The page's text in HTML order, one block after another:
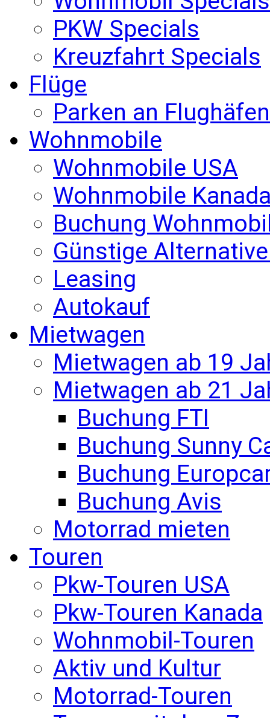
PKW Specials
Kreuzfahrt Specials
Flüge
Parken an Flughäfen
Wohnmobile
Wohnmobile USA
Wohnmobile
Buchung
Günstige
Leasing
Autokauf
Mietwagen
Mietwagen ab 19
Mietwagen ab 21
Buchung FTI
Buchung Sunny
Buchung
Buchung Avis
Motorrad mieten
Touren
Pkw-Touren USA
Pkw-Touren Kanada
Wohnmobil-Touren
Aktiv und Kultur
Motorrad-Touren